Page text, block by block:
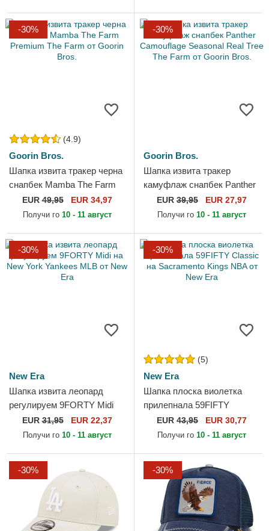
-30%
(4.9)
Goorin Bros.
Шапка извита тракер черна
снапбек Mamba The Farm
Premium The Farm от
Goorin Bros.
EUR49,95 EUR 34,97
Получи го 10 - 11 август
-30%
Goorin Bros.
Шапка извита тракер
камуфлаж снапбек Panther
Camouflage Seasonal Real
Tree The Farm от Goorin
EUR 39,95 EUR 27,97
Получи го 10 - 11 август
-30%
New Era
Шапка извита леопард
регулируем 9FORTY Midi
на New York Yankees MLB
от New Era
EUR31,95 EUR 22,37
Получи го 10 - 11 август
-30%
(5)
New Era
Шапка плоска виолетка
прилепнала 59FIFTY
Classic на Sacramento Kings
NBA от New Era
EUR 43,95 EUR 30,77
Получи го 10 - 11 август
-30% -30%